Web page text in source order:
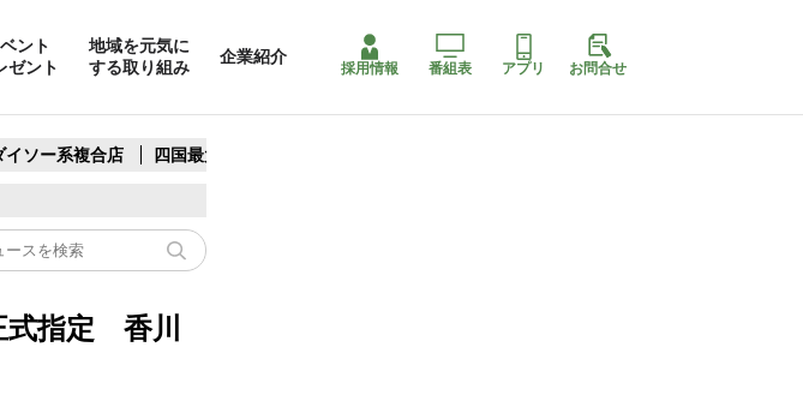
ント
ゼント
地域を元気に
する取り組み
企業紹介
採用情報 番組表 アプリ お問合せ
イソー系複合店 四国最大スリコ
式指定 香川